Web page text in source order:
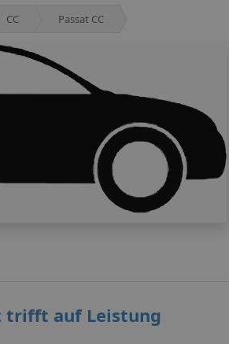
CC Passat CC
trifft auf Leistung